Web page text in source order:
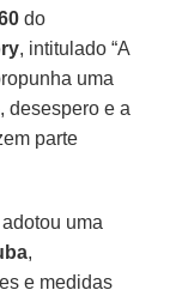
do
, intitulado “A
uma
desespero e a
parte
adotou uma
,
e medidas